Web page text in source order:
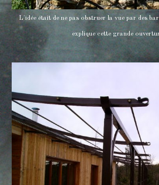
L'idée était de ne pas obstruer la vue par des
explique cette grande